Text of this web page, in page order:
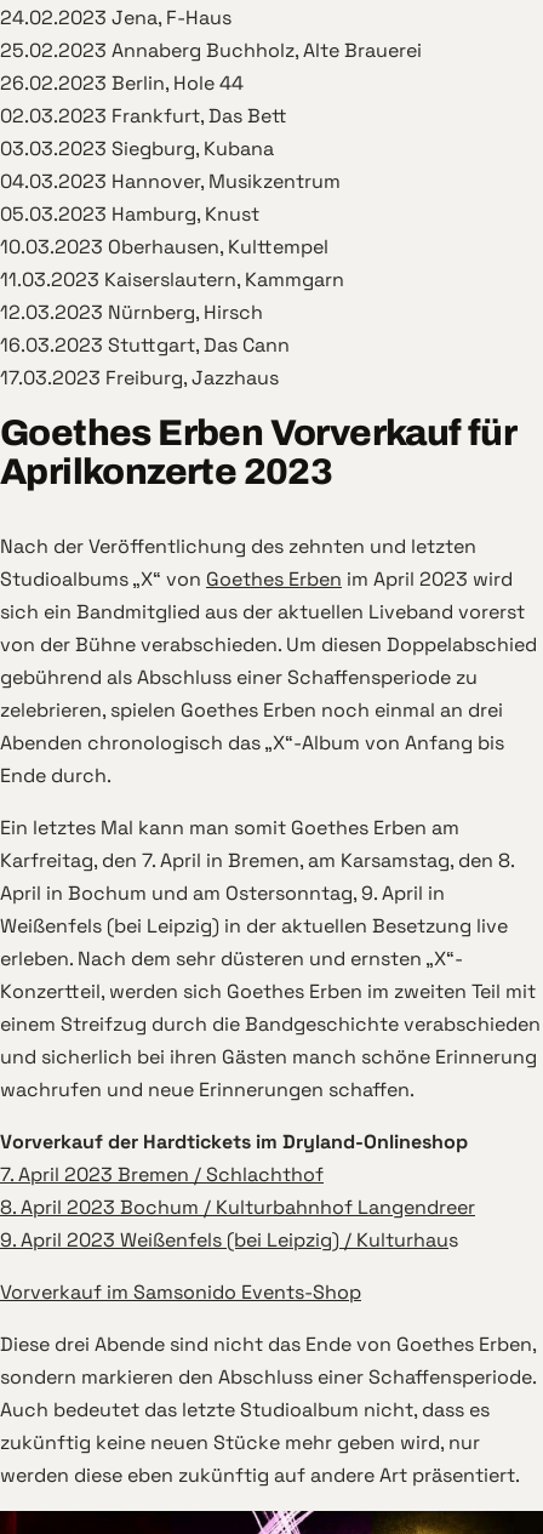
24.02.2023 Jena, F-Haus
25.02.2023 Annaberg Buchholz, Alte Brauerei
26.02.2023 Berlin, Hole 44
02.03.2023 Frankfurt, Das Bett
03.03.2023 Siegburg, Kubana
04.03.2023 Hannover, Musikzentrum
05.03.2023 Hamburg, Knust
10.03.2023 Oberhausen, Kulttempel
11.03.2023 Kaiserslautern, Kammgarn
12.03.2023 Nürnberg, Hirsch
16.03.2023 Stuttgart, Das Cann
17.03.2023 Freiburg, Jazzhaus
Goethes Erben Vorverkauf für
Aprilkonzerte 2023
Nach der Veröffentlichung des zehnten und letzten
Studioalbums „X“ von Goethes Erben im April 2023 wird
sich ein Bandmitglied aus der aktuellen Liveband vorerst
von der Bühne verabschieden. Um diesen Doppelabschied
gebührend als Abschluss einer Schaffensperiode zu
zelebrieren, spielen Goethes Erben noch einmal an drei
Abenden chronologisch das „X“-Album von Anfang bis
Ende durch.
Ein letztes Mal kann man somit Goethes Erben am
Karfreitag, den 7. April in Bremen, am Karsamstag, den 8.
April in Bochum und am Ostersonntag, 9. April in
Weißenfels (bei Leipzig) in der aktuellen Besetzung live
erleben. Nach dem sehr düsteren und ernsten „X“-
Konzertteil, werden sich Goethes Erben im zweiten Teil mit
einem Streifzug durch die Bandgeschichte verabschieden
und sicherlich bei ihren Gästen manch schöne Erinnerung
wachrufen und neue Erinnerungen schaffen.
Vorverkauf der Hardtickets im Dryland-Onlineshop
7. April 2023 Bremen / Schlachthof
8. April 2023 Bochum / Kulturbahnhof Langendreer
9. April 2023 Weißenfels (bei Leipzig) / Kulturhaus
Vorverkauf im Samsonido Events-Shop
Diese drei Abende sind nicht das Ende von Goethes Erben,
sondern markieren den Abschluss einer Schaffensperiode.
Auch bedeutet das letzte Studioalbum nicht, dass es
zukünftig keine neuen Stücke mehr geben wird, nur
werden diese eben zukünftig auf andere Art präsentiert.